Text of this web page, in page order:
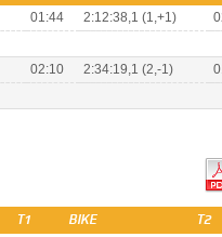
01:44 2:12:38,1 (1,+1)
02:10 2:34:19,1 (2,-1)
T1 BIKE T2